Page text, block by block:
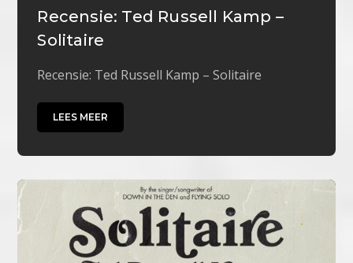
Recensie: Ted Russell Kamp –
Solitaire
Recensie: Ted Russell Kamp – Solitaire
LEES MEER